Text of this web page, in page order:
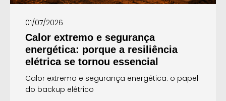
01/07/2026
Calor extremo e segurança
energética: porque a resiliência
elétrica se tornou essencial
Calor extremo e segurança energética: o papel
do backup elétrico